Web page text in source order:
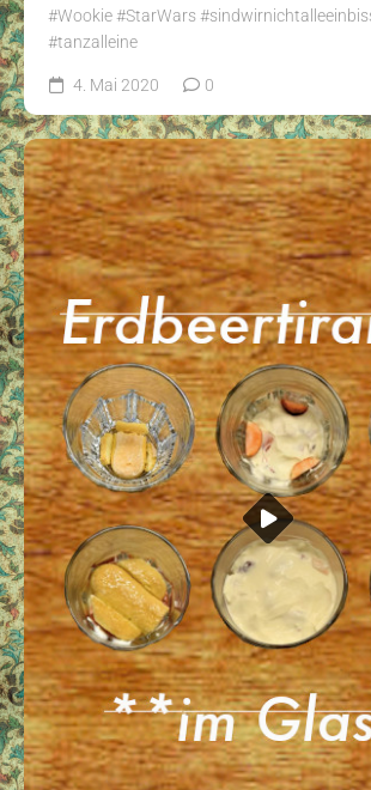
#Wookie #StarWars
#tanzalleine
4. Mai 2020 0